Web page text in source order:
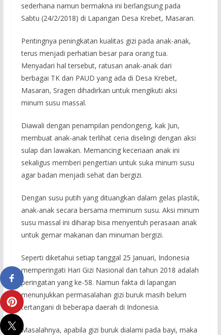
sederhana namun bermakna ini berlangsung pada
Sabtu (24/2/2018) di Lapangan Desa Krebet, Masaran.
Pentingnya peningkatan kualitas gizi pada anak-anak,
terus menjadi perhatian besar para orang tua.
Menyadari hal tersebut, ratusan anak-anak dari
berbagai TK dan PAUD yang ada di Desa Krebet,
Masaran, Sragen dihadirkan untuk mengikuti aksi
minum susu massal.
Diawali dengan penampilan pendongeng, kak Jun,
membuat anak-anak terlihat ceria diselingi dengan aksi
sulap dan lawakan. Memancing keceriaan anak ini
sekaligus memberi pengertian untuk suka minum susu
agar badan menjadi sehat dan bergizi.
Dengan susu putih yang dituangkan dalam gelas plastik,
anak-anak secara bersama meminum susu. Aksi minum
susu massal ini diharap bisa menyentuh perasaan anak
untuk gemar makanan dan minuman bergizi.
Seperti diketahui setiap tanggal 25 Januari, Indonesia
memperingati Hari Gizi Nasional dan tahun 2018 adalah
peringatan yang ke-58. Namun fakta di lapangan
menunjukkan permasalahan gizi buruk masih belum
tertangani di beberapa daerah di Indonesia.
Masalahnya, apabila gizi buruk dialami pada bayi, maka